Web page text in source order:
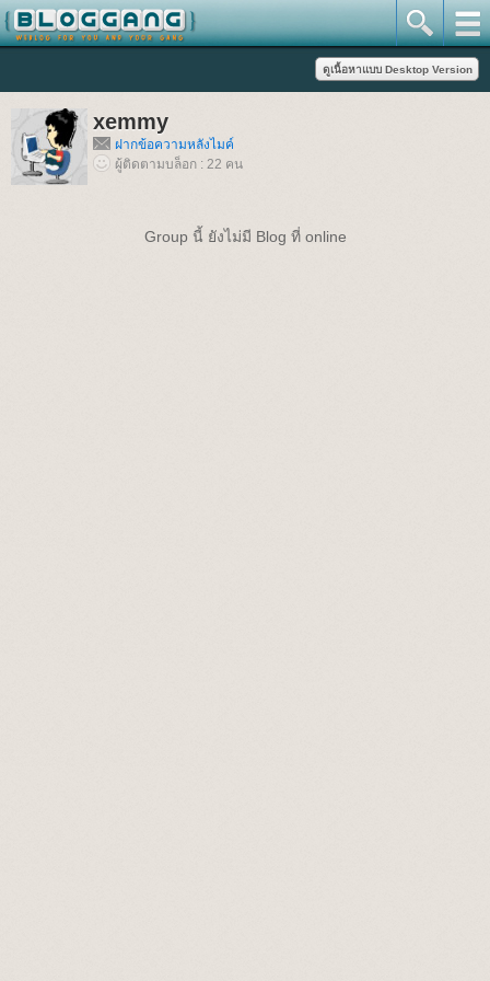
xemmy
ฝากข้อความหลังไมค์
ผู้ติดตามบล็อก : 22 คน
Group นี้ ยังไม่มี Blog ที่ online